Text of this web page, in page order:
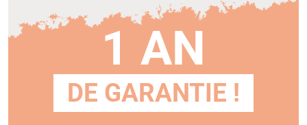
1 AN
DE GARANTIE !